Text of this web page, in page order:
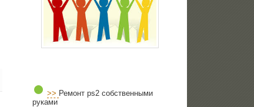
>> Ремонт ps2 собственными
руками